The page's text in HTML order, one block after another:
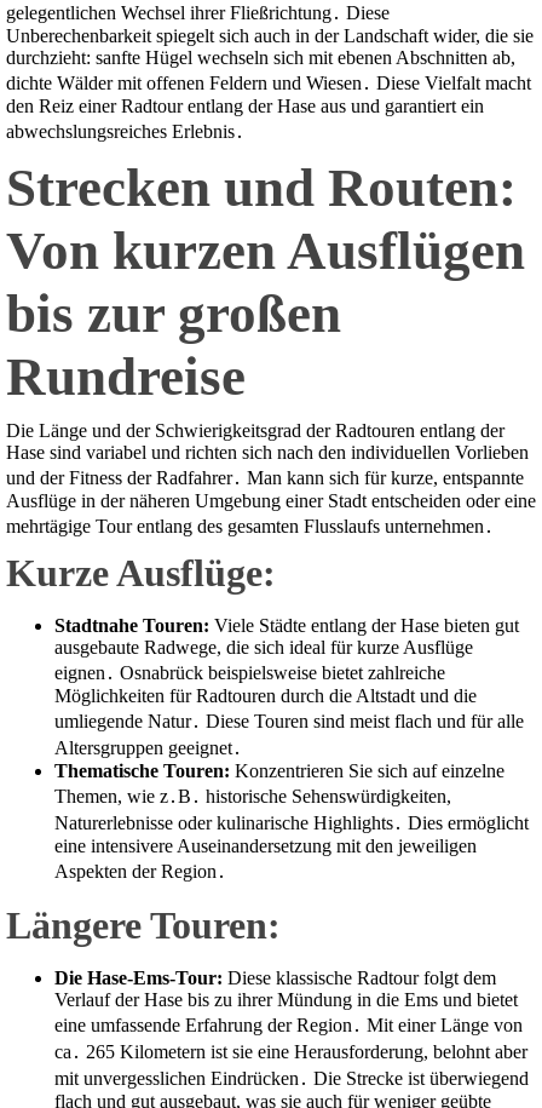
gelegentlichen Wechsel ihrer Fließrichtung․ Diese
Unberechenbarkeit spiegelt sich auch in der Landschaft wider, die sie
durchzieht: sanfte Hügel wechseln sich mit ebenen Abschnitten ab,
dichte Wälder mit offenen Feldern und Wiesen․ Diese Vielfalt macht
den Reiz einer Radtour entlang der Hase aus und garantiert ein
abwechslungsreiches Erlebnis․
Strecken und Routen:
Von kurzen Ausflügen
bis zur großen
Rundreise
Die Länge und der Schwierigkeitsgrad der Radtouren entlang der
Hase sind variabel und richten sich nach den individuellen Vorlieben
und der Fitness der Radfahrer․ Man kann sich für kurze, entspannte
Ausflüge in der näheren Umgebung einer Stadt entscheiden oder eine
mehrtägige Tour entlang des gesamten Flusslaufs unternehmen․
Kurze Ausflüge:
Stadtnahe Touren: Viele Städte entlang der Hase bieten gut
ausgebaute Radwege, die sich ideal für kurze Ausflüge
eignen․ Osnabrück beispielsweise bietet zahlreiche
Möglichkeiten für Radtouren durch die Altstadt und die
umliegende Natur․ Diese Touren sind meist flach und für alle
Altersgruppen geeignet․
Thematische Touren: Konzentrieren Sie sich auf einzelne
Themen, wie z․B․ historische Sehenswürdigkeiten,
Naturerlebnisse oder kulinarische Highlights․ Dies ermöglicht
eine intensivere Auseinandersetzung mit den jeweiligen
Aspekten der Region․
Längere Touren:
Die Hase-Ems-Tour: Diese klassische Radtour folgt dem
Verlauf der Hase bis zu ihrer Mündung in die Ems und bietet
eine umfassende Erfahrung der Region․ Mit einer Länge von
ca․ 265 Kilometern ist sie eine Herausforderung, belohnt aber
mit unvergesslichen Eindrücken․ Die Strecke ist überwiegend
flach und gut ausgebaut, was sie auch für weniger geübte